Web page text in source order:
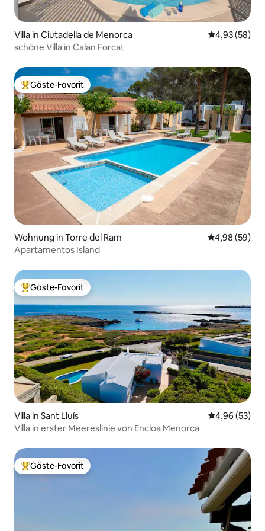
Villa in Ciutadella de Menorca
4,93 (58)
schöne Villa in Calan Forcat
Beliebter Gäste-Favorit.
Gäste-Favorit
Wohnung in Torre del Ram
4,98 (59)
Apartamentos Island
Beliebter Gäste-Favorit.
Gäste-Favorit
Villa in Sant Lluís
4,96 (53)
Villa in erster Meereslinie von Encloa Menorca
Beliebter Gäste-Favorit.
Gäste-Favorit